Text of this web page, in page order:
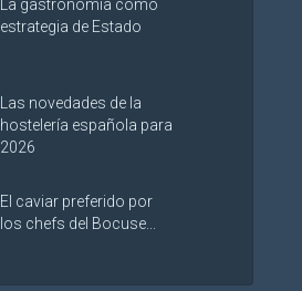
La gastronomía como
estrategia de Estado
Las novedades de la
hostelería española para
2026
El caviar preferido por
los chefs del Bocuse...